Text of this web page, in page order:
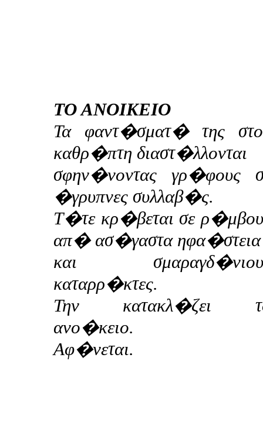
TO ANOIKEIO
Τα φαντ�σματ� της
καθρ�πτη διαστ�λλονται
σφην�νοντας γρ�φους
�γρυπνες συλλαβ�ς.
Τ�τε κρ�βεται σε
απ� ασ�γαστα ηφα�στεια
και
καταρρ�κτες.
Την κατακλ�ζει
ανο�κειο.
Αφ�νεται.